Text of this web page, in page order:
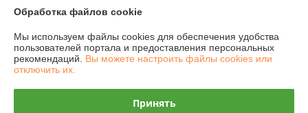
Юридическое лицо:ООО "Полимерные машины"
Регистрационный номер ЕГР: 391756266
УНП: 391756266
Регистрационный орган: Новополоцкий горисполком
Дата регистрации компании: 28.05.2015
Обработка файлов cookie
Мы используем файлы cookies для обеспечения удобства
пользователей портала и предоставления персональных
рекомендаций. Вы можете настроить файлы cookies или
отключить их.
Принять